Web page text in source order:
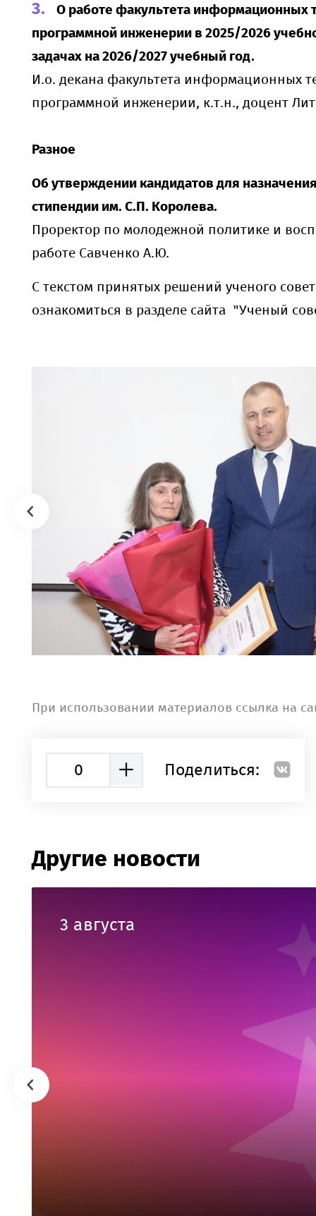
О работе факультета информационных
программной инженерии в 2025/2026
задачах на 2026/2027 учебный год.
И.о. декана факультета информационных
программной инженерии, к.т.н., доцент
Разное
Об утверждении кандидатов для
стипендии им. С.П. Королева.
Проректор по молодежной политике и
работе Савченко А.Ю.
С текстом принятых решений ученого
ознакомиться в разделе сайта "Ученый
При использовании материалов ссылка на
0 Поделиться:
Другие новости
3 августа